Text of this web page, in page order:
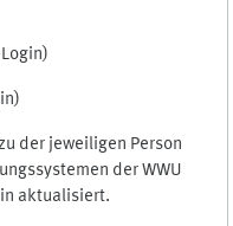
der jeweiligen Person
der WWU
aktualisiert.